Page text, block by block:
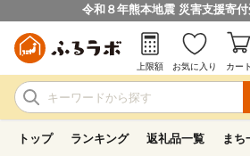
令和８年熊本地震 災害支援寄
上限額 お気に入り カート
トップ ランキング 返礼品一覧 まち